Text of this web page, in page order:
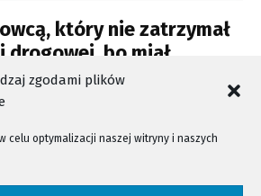
zgodami plików
celu optymalizacji naszej witryny i naszych
który nie zatrzymał
bo miał
kierowania pojazdami